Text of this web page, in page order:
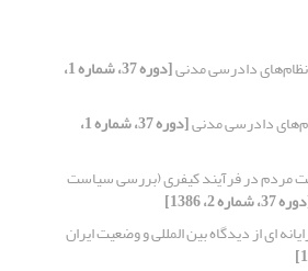
نظام‌های دادرسی مدنی [دوره 37، شماره 1،
دادرسی مدنی [دوره 37، شماره 1،
مردم در فرآیند کیفری (بررسی سیاست
شماره 2، 1386]
ای از دیدگاه بین المللی و وضعیت ایران